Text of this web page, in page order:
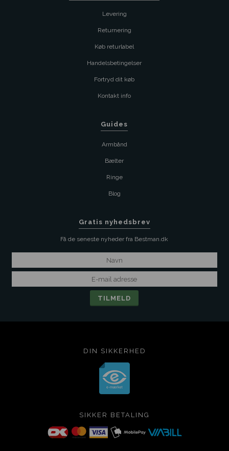
Levering
Returnering
Køb returlabel
Handelsbetingelser
Fortryd dit køb
Kontakt info
Guides
Armbånd
Bælter
Ringe
Blog
Gratis nyhedsbrev
Få de seneste nyheder fra Bestman.dk
DIN SIKKERHED
SIKKER BETALING